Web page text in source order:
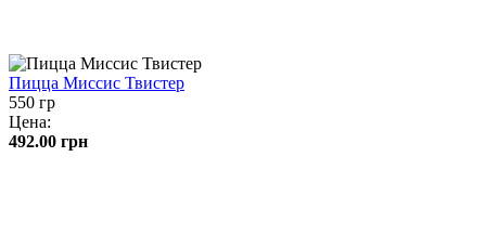
Пицца Миссис Твистер
550 гр
Цена:
492.00 грн